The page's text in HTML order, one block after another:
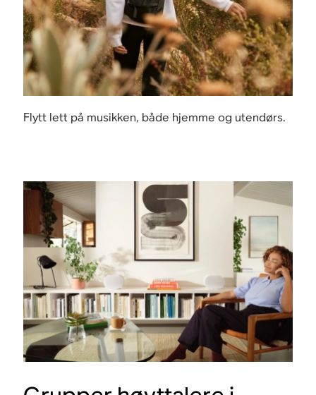
Flytt lett på musikken, både hjemme og utendørs.